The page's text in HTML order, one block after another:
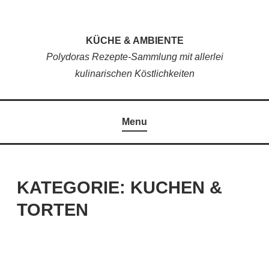
KÜCHE & AMBIENTE
Polydoras Rezepte-Sammlung mit allerlei
kulinarischen Köstlichkeiten
Menu
KATEGORIE: KUCHEN &
TORTEN